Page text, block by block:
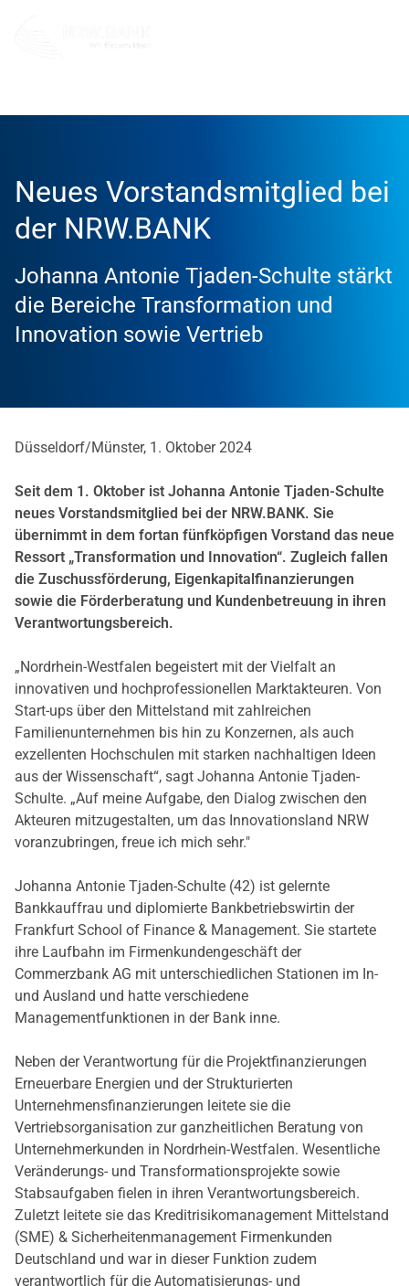
Neues Vorstandsmitglied bei
der NRW.BANK
Johanna Antonie Tjaden-Schulte stärkt
die Bereiche Transformation und
Innovation sowie Vertrieb
Düsseldorf/Münster, 1. Oktober 2024
Seit dem 1. Oktober ist Johanna Antonie Tjaden-Schulte
neues Vorstandsmitglied bei der NRW.BANK. Sie
ubernimmt in dem fortan funfkopfigen Vorstand das neue
Ressort „Transformation und Innovation“. Zugleich fallen
die Zuschussforderung, Eigenkapitalfinanzierungen
sowie die Forderberatung und Kundenbetreuung in ihren
Verantwortungsbereich.
„Nordrhein-Westfalen begeistert mit der Vielfalt an
innovativen und hochprofessionellen Marktakteuren. Von
Start-ups über den Mittelstand mit zahlreichen
Familienunternehmen bis hin zu Konzernen, als auch
exzellenten Hochschulen mit starken nachhaltigen Ideen
aus der Wissenschaft“, sagt Johanna Antonie Tjaden-
Schulte. „Auf meine Aufgabe, den Dialog zwischen den
Akteuren mitzugestalten, um das Innovationsland NRW
voranzubringen, freue ich mich sehr."
Johanna Antonie Tjaden-Schulte (42) ist gelernte
Bankkauffrau und diplomierte Bankbetriebswirtin der
Frankfurt School of Finance & Management. Sie startete
ihre Laufbahn im Firmenkundengeschäft der
Commerzbank AG mit unterschiedlichen Stationen im In-
und Ausland und hatte verschiedene
Managementfunktionen in der Bank inne.
Neben der Verantwortung für die Projektfinanzierungen
Erneuerbare Energien und der Strukturierten
Unternehmensfinanzierungen leitete sie die
Vertriebsorganisation zur ganzheitlichen Beratung von
Unternehmerkunden in Nordrhein-Westfalen. Wesentliche
Veränderungs- und Transformationsprojekte sowie
Stabsaufgaben fielen in ihren Verantwortungsbereich.
Zuletzt leitete sie das Kreditrisikomanagement Mittelstand
(SME) & Sicherheitenmanagement Firmenkunden
Deutschland und war in dieser Funktion zudem
verantwortlich für die Automatisierungs- und